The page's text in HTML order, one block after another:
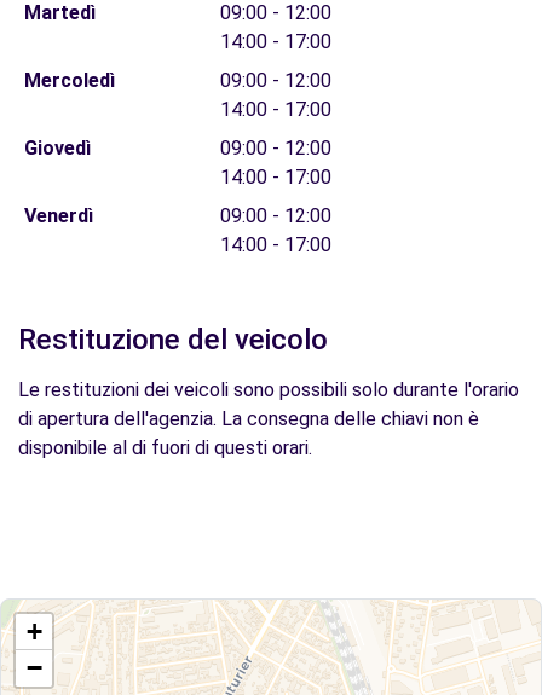
Martedì
09:00 - 12:00
14:00 - 17:00
Mercoledì
09:00 - 12:00
14:00 - 17:00
Giovedì
09:00 - 12:00
14:00 - 17:00
Venerdì
09:00 - 12:00
14:00 - 17:00
Restituzione del veicolo
Le restituzioni dei veicoli sono possibili solo durante l'orario
di apertura dell'agenzia. La consegna delle chiavi non è
disponibile al di fuori di questi orari.
+
−